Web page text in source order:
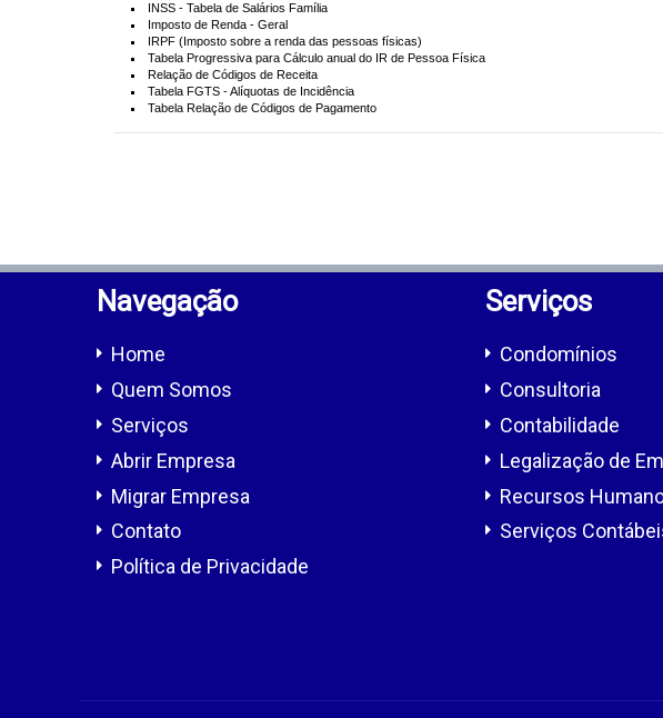
INSS - Tabela de Salários Família
Imposto de Renda - Geral
IRPF (Imposto sobre a renda das pessoas físicas)
Tabela Progressiva para Cálculo anual do IR de Pessoa Física
Relação de Códigos de Receita
Tabela FGTS - Alíquotas de Incidência
Tabela Relação de Códigos de Pagamento
Navegação
Home
Quem Somos
Serviços
Abrir Empresa
Migrar Empresa
Contato
Política de Privacidade
Serviços
Condomínios
Consultoria
Contabilidade
Legalização de
Recursos
Serviços